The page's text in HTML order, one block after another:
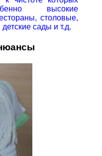
высокие
столовые,
сады и т.д.